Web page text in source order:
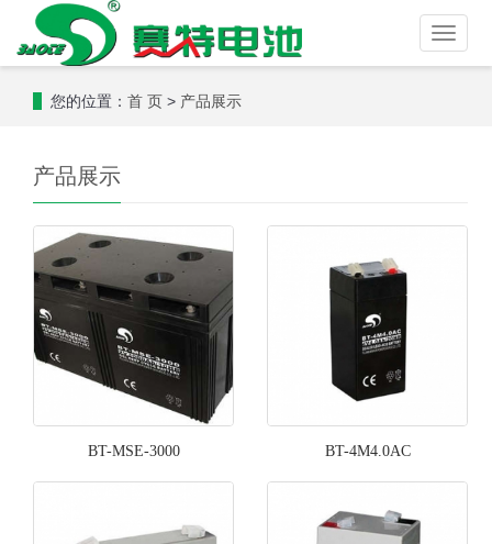
Toggle
您的位置： 首 页 > 产品展示
产品展示
BT-MSE-3000 BT-4M4.0AC